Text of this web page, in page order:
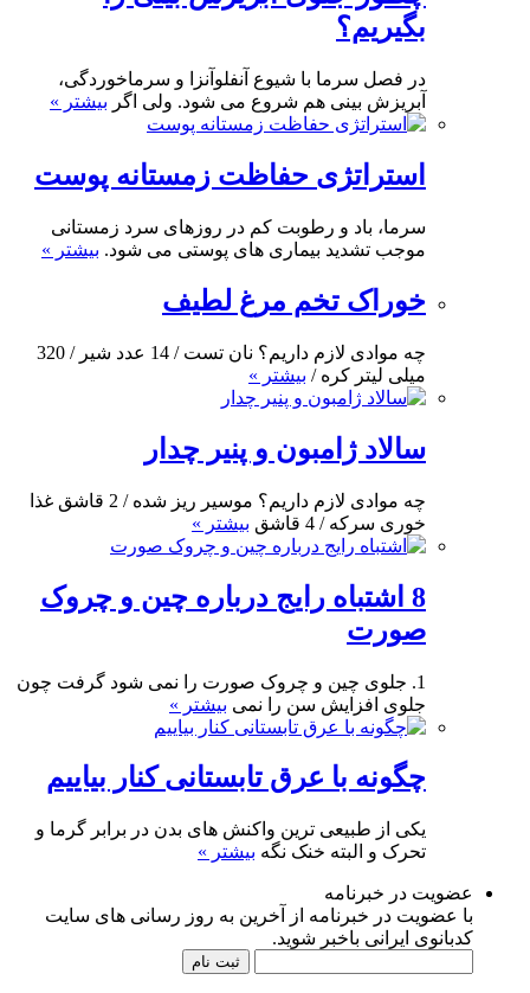
بگیریم؟
در فصل سرما با شیوع آنفلوآنزا و سرماخوردگی،
آبریزش بینی هم شروع می شود. ولی اگر بیشتر »
استراتژی حفاظت زمستانه پوست
سرما، باد و رطوبت کم در روزهای سرد زمستانی
موجب تشدید بیماری های پوستی می شود. بیشتر »
خوراک تخم مرغ لطیف
چه موادی لازم داریم؟ نان تست / 14 عدد شیر / 320
میلی لیتر کره / بیشتر »
سالاد ژامبون و پنیر چدار
چه موادی لازم داریم؟ موسیر ریز شده / 2 قاشق غذا
خوری سرکه / 4 قاشق
بیشتر »
8 اشتباه رایج درباره چین و چروک
صورت
1. جلوی چین و چروک صورت را نمی شود گرفت چون
جلوی افزایش سن را نمی بیشتر »
چگونه با عرق تابستانی کنار بیاییم
یکی از طبیعی ترین واکنش های بدن در برابر گرما و
تحرک و البته خنک نگه بیشتر »
عضویت در خبرنامه
با عضویت در خبرنامه از آخرین به روز رسانی های سایت
کدبانوی ایرانی باخبر شوید.